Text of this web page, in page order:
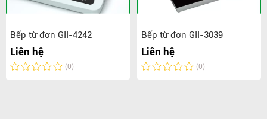
Bếp từ đơn GII-4242
Liên hệ
(0)
Bếp từ đơn GII-3039
Liên hệ
(0)